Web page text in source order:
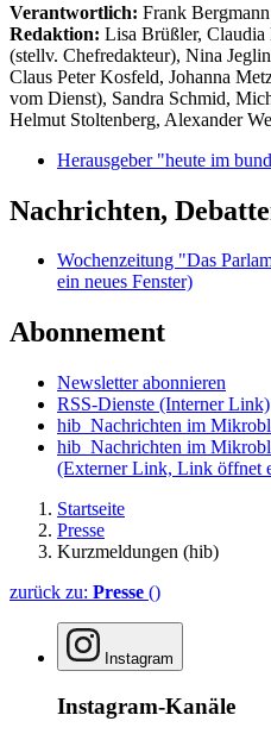
Verantwortlich: Frank
Redaktion: Lisa Brüßler,
(stellv. Chefredakteur), Nina
Claus Peter Kosfeld, Johanna
vom Dienst), Sandra Schmid,
Helmut Stoltenberg, Alexander
Herausgeber "heute im
Nachrichten,
Wochenzeitung "Das
ein neues Fenster)
Abonnement
Newsletter abonnieren
RSS-Dienste (Interner Link)
hib_Nachrichten im
hib_Nachrichten im
(Externer Link, Link öffnet
Startseite
Presse
Kurzmeldungen (hib)
zurück zu: Presse ()
Instagram
Instagram-Kanäle